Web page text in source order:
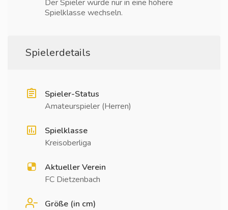
Der Spieler würde nur in eine höhere
Spielklasse wechseln.
Spielerdetails
Spieler-Status
Amateurspieler (Herren)
Spielklasse
Kreisoberliga
Aktueller Verein
FC Dietzenbach
Größe (in cm)